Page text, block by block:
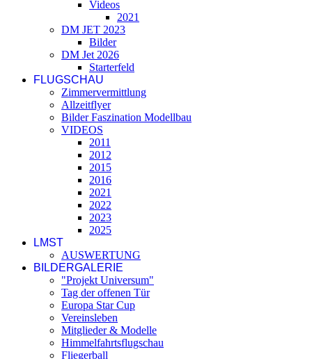
Videos
2021
DM JET 2023
Bilder
DM Jet 2026
Starterfeld
FLUGSCHAU
Zimmervermittlung
Allzeitflyer
Bilder Faszination Modellbau
VIDEOS
2011
2012
2015
2016
2021
2022
2023
2025
LMST
AUSWERTUNG
BILDERGALERIE
"Projekt Universum"
Tag der offenen Tür
Europa Star Cup
Vereinsleben
Mitglieder & Modelle
Himmelfahrtsflugschau
Fliegerball